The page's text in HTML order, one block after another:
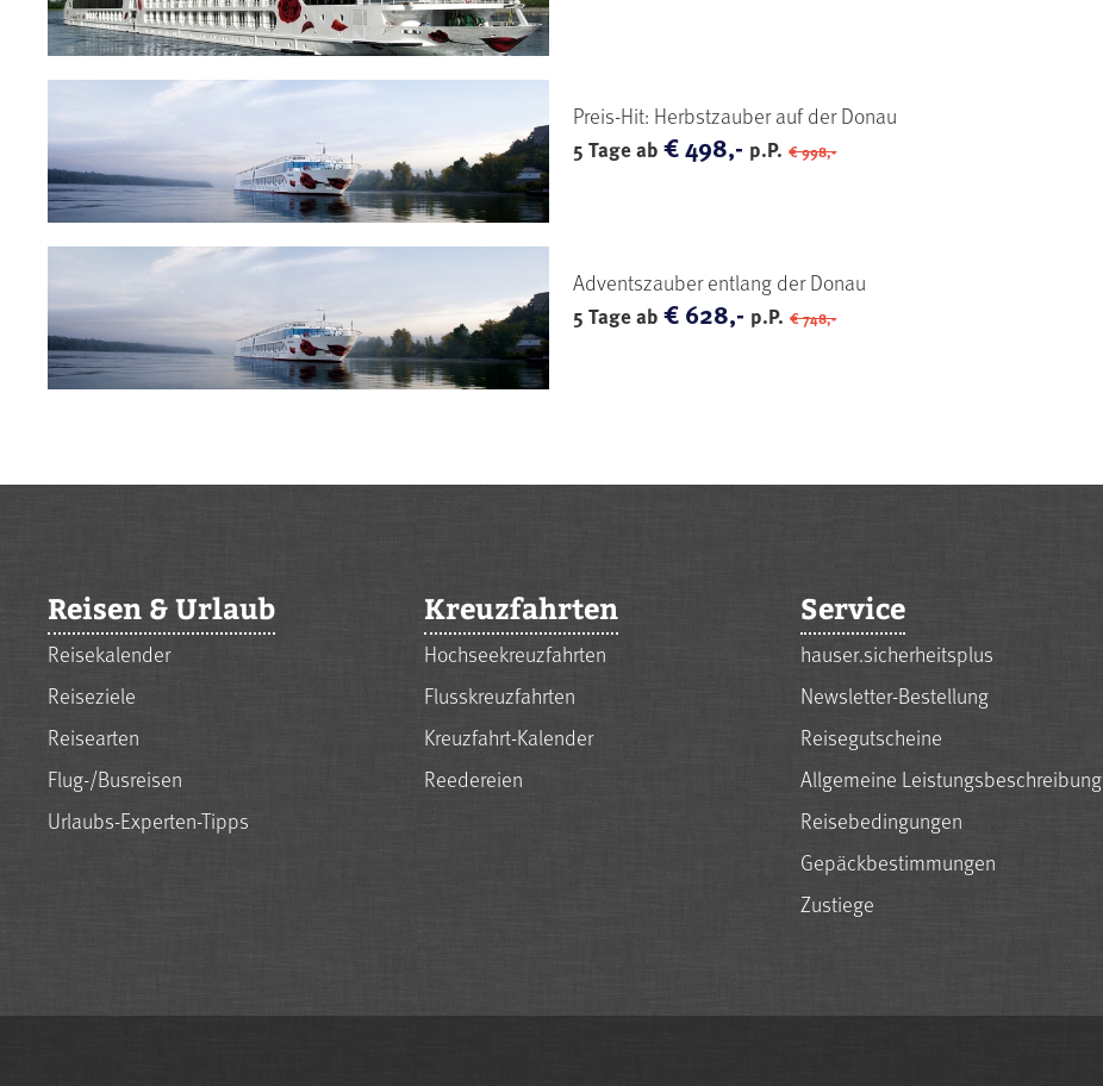
Preis-Hit: Herbstzauber auf der Donau
5 Tage ab€ 498,- p.P. € 998,-
Adventszauber entlang der Donau
5 Tage ab€ 628,- p.P. € 748,-
Reisen & Urlaub
Reisekalender
Reiseziele
Reisearten
Flug-/Busreisen
Urlaubs-Experten-Tipps
Kreuzfahrten
Hochseekreuzfahrten
Flusskreuzfahrten
Kreuzfahrt-Kalender
Reedereien
Service
hauser.sicherheitsplus
Newsletter-Bestellung
Reisegutscheine
Allgemeine Leistungsbeschreibung
Reisebedingungen
Gepäckbestimmungen
Zustiege